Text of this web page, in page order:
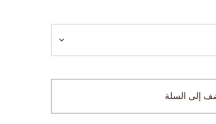
إلى السلة